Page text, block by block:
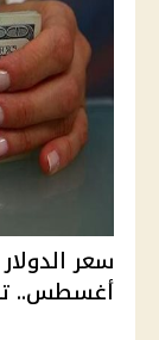
أغسطس.. تراجع في